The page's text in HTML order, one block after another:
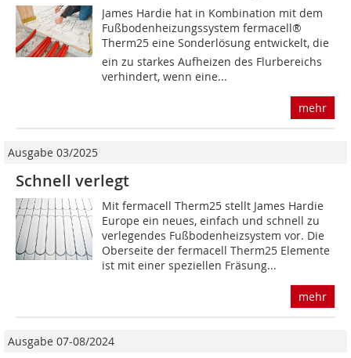
James Hardie hat in Kombination mit dem
Fußbodenheizungssystem fermacell®
Therm25 eine Sonderlösung entwickelt, die
ein zu starkes Aufheizen des Flurbereichs
verhindert, wenn eine...
mehr
Ausgabe 03/2025
Schnell verlegt
Mit fermacell Therm25 stellt James Hardie
Europe ein neues, einfach und schnell zu
verlegendes Fußbodenheizsystem vor. Die
Oberseite der fermacell Therm25 Elemente
ist mit einer speziellen Fräsung...
mehr
Ausgabe 07-08/2024